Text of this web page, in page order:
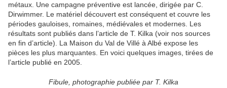
métaux. Une campagne préventive est lancée, dirigée par C.
Dirwimmer. Le matériel découvert est conséquent et couvre les
périodes gauloises, romaines, médiévales et modernes. Les
résultats sont publiés dans l’article de T. Kilka (voir nos sources
en fin d’article). La Maison du Val de Villé à Albé expose les
pièces les plus marquantes. En voici quelques images, tirées de
l’article publié en 2005.
Fibule, photographie publiée par T. Kilka